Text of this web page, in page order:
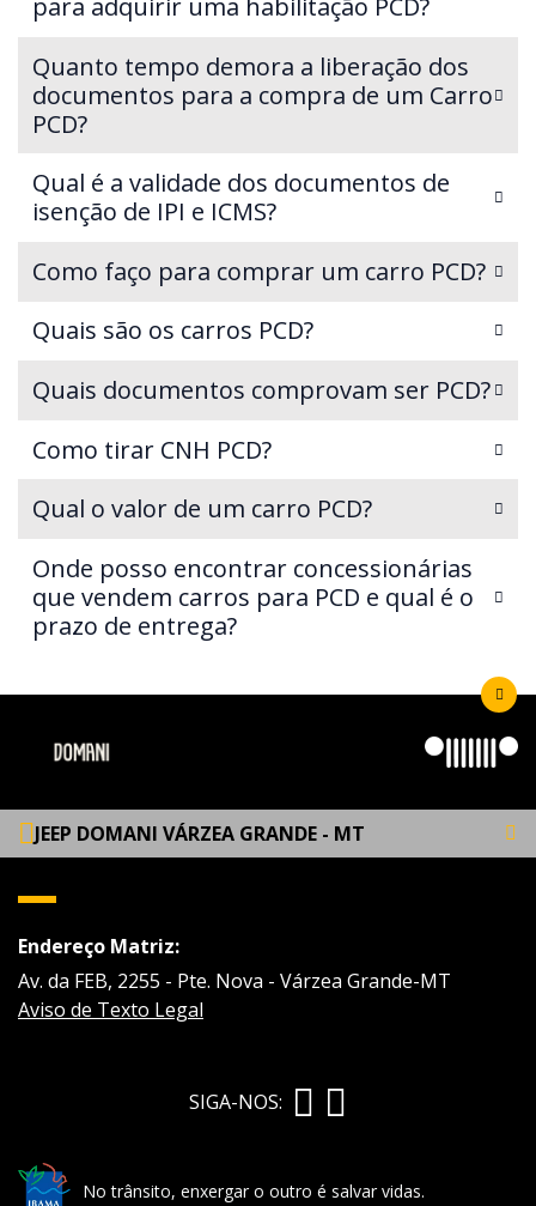
para adquirir uma habilitação PCD?
Quanto tempo demora a liberação dos
documentos para a compra de um Carro
PCD?
Qual é a validade dos documentos de
isenção de IPI e ICMS?
Como faço para comprar um carro PCD?
Quais são os carros PCD?
Quais documentos comprovam ser PCD?
Como tirar CNH PCD?
Qual o valor de um carro PCD?
Onde posso encontrar concessionárias
que vendem carros para PCD e qual é o
prazo de entrega?
JEEP DOMANI VÁRZEA GRANDE - MT
Endereço Matriz:
Av. da FEB, 2255 - Pte. Nova - Várzea Grande-MT
Aviso de Texto Legal
SIGA-NOS:
No trânsito, enxergar o outro é salvar vidas.